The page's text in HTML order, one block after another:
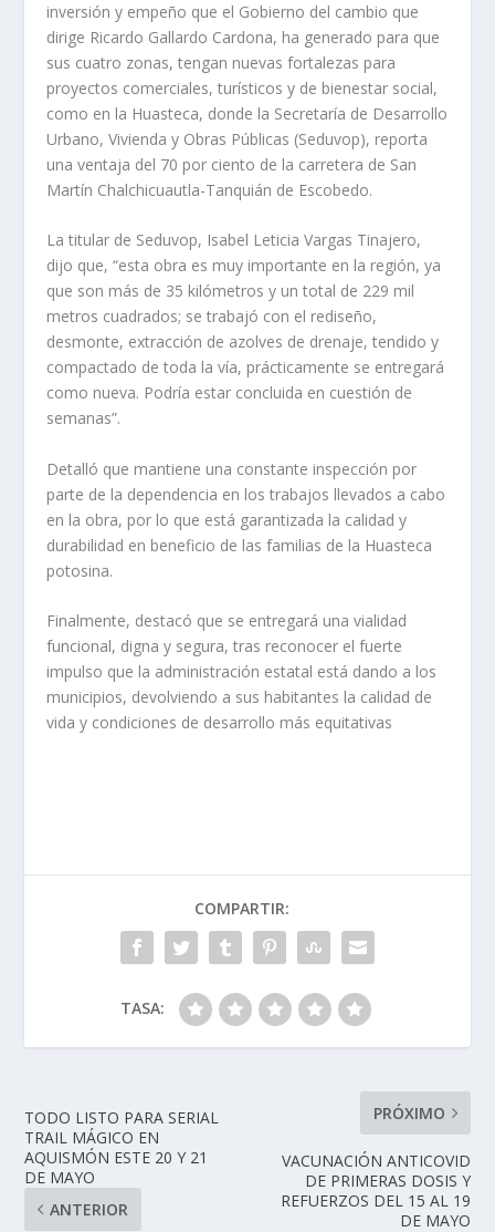
inversión y empeño que el Gobierno del cambio que
dirige Ricardo Gallardo Cardona, ha generado para que
sus cuatro zonas, tengan nuevas fortalezas para
proyectos comerciales, turísticos y de bienestar social,
como en la Huasteca, donde la Secretaría de Desarrollo
Urbano, Vivienda y Obras Públicas (Seduvop), reporta
una ventaja del 70 por ciento de la carretera de San
Martín Chalchicuautla-Tanquián de Escobedo.
La titular de Seduvop, Isabel Leticia Vargas Tinajero,
dijo que, “esta obra es muy importante en la región, ya
que son más de 35 kilómetros y un total de 229 mil
metros cuadrados; se trabajó con el rediseño,
desmonte, extracción de azolves de drenaje, tendido y
compactado de toda la vía, prácticamente se entregará
como nueva. Podría estar concluida en cuestión de
semanas”.
Detalló que mantiene una constante inspección por
parte de la dependencia en los trabajos llevados a cabo
en la obra, por lo que está garantizada la calidad y
durabilidad en beneficio de las familias de la Huasteca
potosina.
Finalmente, destacó que se entregará una vialidad
funcional, digna y segura, tras reconocer el fuerte
impulso que la administración estatal está dando a los
municipios, devolviendo a sus habitantes la calidad de
vida y condiciones de desarrollo más equitativas
COMPARTIR:
TASA:
TODO LISTO PARA SERIAL
TRAIL MÁGICO EN
AQUISMÓN ESTE 20 Y 21
DE MAYO
ANTERIOR
PRÓXIMO
VACUNACIÓN ANTICOVID
DE PRIMERAS DOSIS Y
REFUERZOS DEL 15 AL 19
DE MAYO